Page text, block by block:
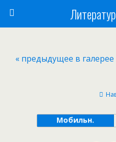
« предыдущее в галерее
Мобильн.